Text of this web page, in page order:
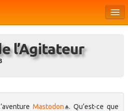
l’Agitateur
Mastodon
. Qu’est-ce que